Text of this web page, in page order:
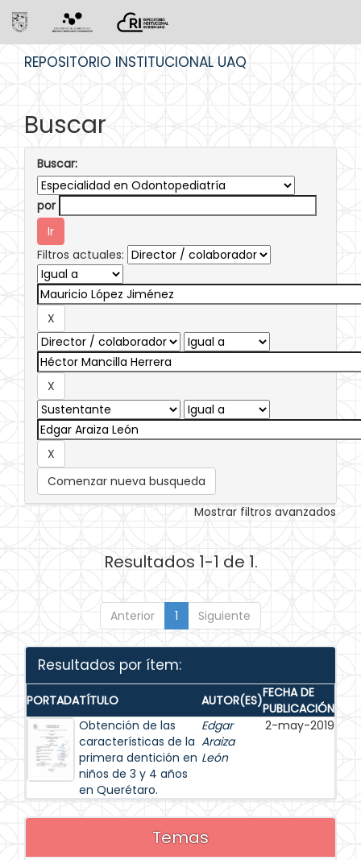
REPOSITORIO INSTITUCIONAL UAQ
Buscar
Buscar:
por
Filtros actuales:
Comenzar nueva busqueda
Mostrar filtros avanzados
Resultados 1-1 de 1.
Anterior 1 Siguiente
Resultados por ítem:
PORTADATÍTULO AUTOR(ES)FECHA DE
PUBLICACIÓN
Obtención de las
características de la
primera dentición en
niños de 3 y 4 años
en Querétaro.
Edgar
Araiza
León
2-may-2019
Temas